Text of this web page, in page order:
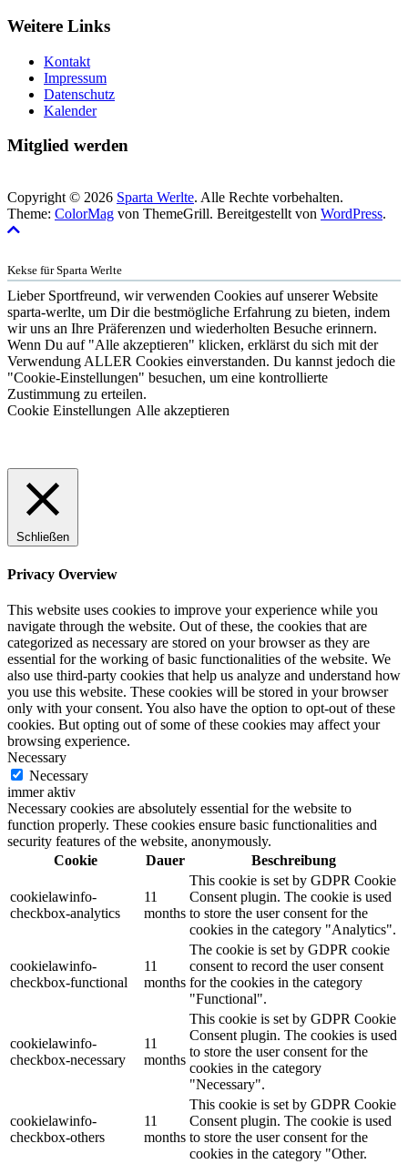
Weitere Links
Kontakt
Impressum
Datenschutz
Kalender
Mitglied werden
Copyright © 2026 Sparta Werlte. Alle Rechte vorbehalten.
Theme: ColorMag von ThemeGrill. Bereitgestellt von WordPress.
Kekse für Sparta Werlte
Lieber Sportfreund, wir verwenden Cookies auf unserer Website
sparta-werlte, um Dir die bestmögliche Erfahrung zu bieten, indem
wir uns an Ihre Präferenzen und wiederholten Besuche erinnern.
Wenn Du auf "Alle akzeptieren" klicken, erklärst du sich mit der
Verwendung ALLER Cookies einverstanden. Du kannst jedoch die
"Cookie-Einstellungen" besuchen, um eine kontrollierte
Zustimmung zu erteilen.
Cookie Einstellungen Alle akzeptieren
Schließen
Privacy Overview
This website uses cookies to improve your experience while you
navigate through the website. Out of these, the cookies that are
categorized as necessary are stored on your browser as they are
essential for the working of basic functionalities of the website. We
also use third-party cookies that help us analyze and understand how
you use this website. These cookies will be stored in your browser
only with your consent. You also have the option to opt-out of these
cookies. But opting out of some of these cookies may affect your
browsing experience.
Necessary
Necessary
immer aktiv
Necessary cookies are absolutely essential for the website to
function properly. These cookies ensure basic functionalities and
security features of the website, anonymously.
Cookie
Dauer Beschreibung
cookielawinfo-
checkbox-analytics
11
months
This cookie is set by GDPR Cookie
Consent plugin. The cookie is used
to store the user consent for the
cookies in the category "Analytics".
cookielawinfo-
checkbox-functional
11
months
The cookie is set by GDPR cookie
consent to record the user consent
for the cookies in the category
"Functional".
cookielawinfo-
checkbox-necessary
11
months
This cookie is set by GDPR Cookie
Consent plugin. The cookies is used
to store the user consent for the
cookies in the category
"Necessary".
cookielawinfo-
checkbox-others
11
months
This cookie is set by GDPR Cookie
Consent plugin. The cookie is used
to store the user consent for the
cookies in the category "Other.